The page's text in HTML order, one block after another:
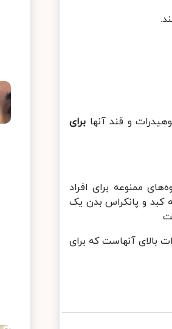
و قند آنهابرای
ممنوعه برای افراد
و پانکراس بدن یک
بالای آنهاست که برای